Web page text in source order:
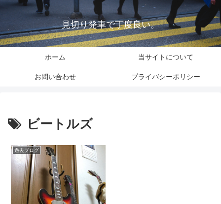
見切り発車で丁度良い。
ホーム 当サイトについて
お問い合わせ プライバシーポリシー
ビートルズ
過去ブログ